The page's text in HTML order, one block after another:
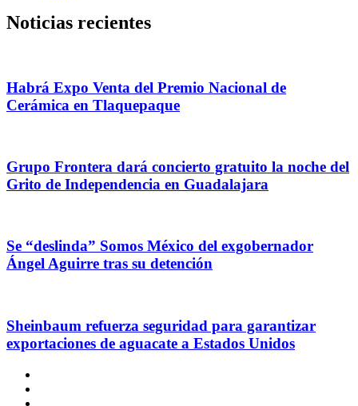
Noticias recientes
Habrá Expo Venta del Premio Nacional de
Cerámica en Tlaquepaque
Grupo Frontera dará concierto gratuito la noche del
Grito de Independencia en Guadalajara
Se “deslinda” Somos México del exgobernador
Ángel Aguirre tras su detención
Sheinbaum refuerza seguridad para garantizar
exportaciones de aguacate a Estados Unidos